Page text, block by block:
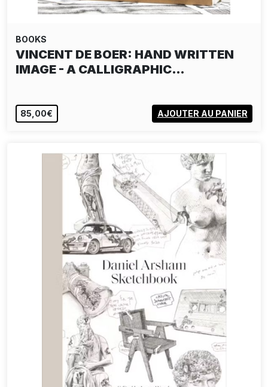
BOOKS
VINCENT DE BOER: HAND WRITTEN
IMAGE - A CALLIGRAPHIC…
85,00€ AJOUTER AU PANIER